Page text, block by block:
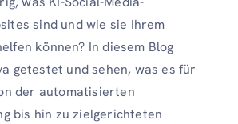
sind und wie sie Ihrem
können? In diesem Blog
getestet und sehen, was es für
der automatisierten
bis hin zu zielgerichteten